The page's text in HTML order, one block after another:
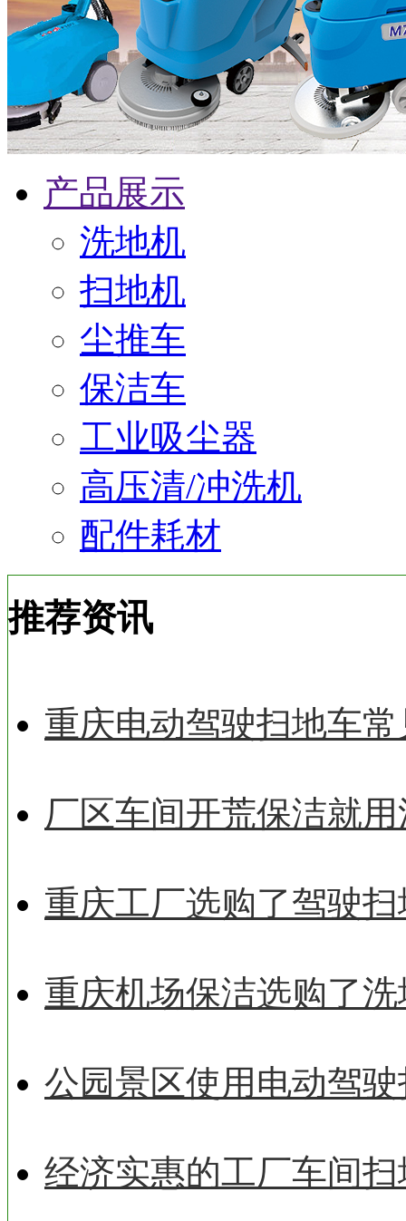
产品展示
洗地机
扫地机
尘推车
保洁车
工业吸尘器
高压清/冲洗机
配件耗材
推荐资讯
重庆电动驾驶扫地车
厂区车间开荒保洁就
重庆工厂选购了驾驶
重庆机场保洁选购了
公园景区使用电动驾
经济实惠的工厂车间